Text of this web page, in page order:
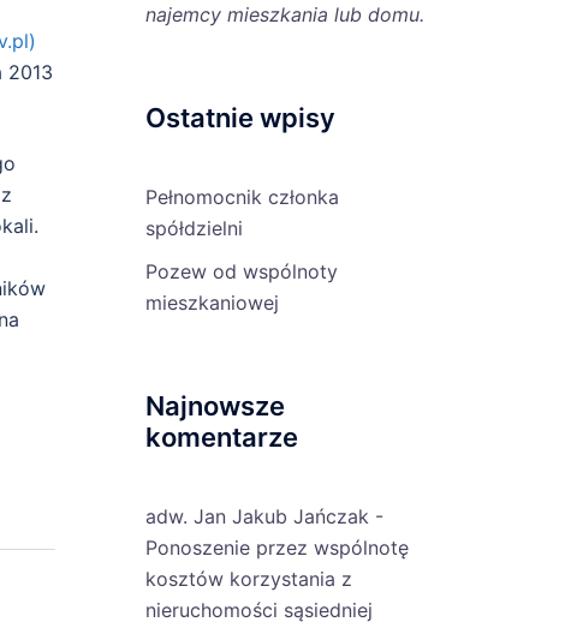
2013
najemcy mieszkania lub domu.
Ostatnie wpisy
Pełnomocnik członka
spółdzielni
Pozew od wspólnoty
mieszkaniowej
Najnowsze
komentarze
adw. Jan Jakub Jańczak -
Ponoszenie przez wspólnotę
kosztów korzystania z
nieruchomości sąsiedniej